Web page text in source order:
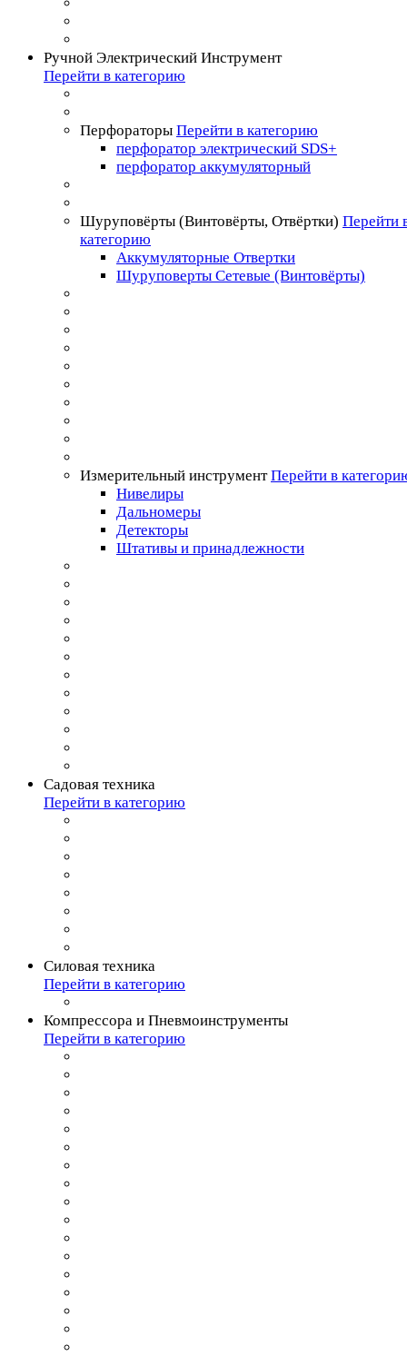
Ручной Электрический Инструмент
Перейти в категорию
Перфораторы Перейти в категорию
перфоратор электрический SDS+
перфоратор аккумуляторный
Шуруповёрты (Винтовёрты, Отвёртки) Перейти
категорию
Аккумуляторные Отвертки
Шуруповерты Сетевые (Винтовёрты)
Измерительный инструмент Перейти в
Нивелиры
Дальномеры
Детекторы
Штативы и принадлежности
Садовая техника
Перейти в категорию
Силовая техника
Перейти в категорию
Компрессора и Пневмоинструменты
Перейти в категорию